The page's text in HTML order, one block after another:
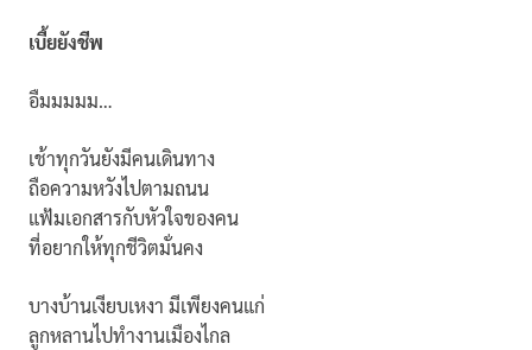
เบี้ยยังชีพ
อืมมมมม…
เช้าทุกวันยังมีคนเดินทาง
ถือความหวังไปตามถนน
แฟ้มเอกสารกับหัวใจของคน
ที่อยากให้ทุกชีวิตมั่นคง
บางบ้านเงียบเหงา มีเพียงคนแก่
ลูกหลานไปทำงานเมืองไกล